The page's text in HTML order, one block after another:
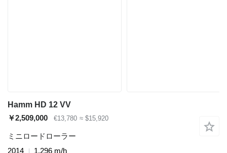
Hamm HD 12 VV
￥2,509,000
€13,780 ≈ $15,920
ミニロードローラー
2014
1,296 m/h